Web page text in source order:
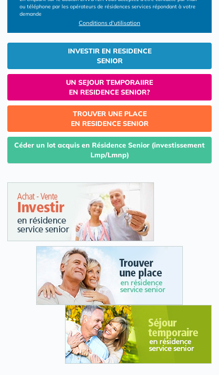
ou téléphone par les opérateurs de résidences services répondant à votre
demande
Conditions d'utilisation
INVESTIR EN RESIDENCE
SENIOR
UN SEJOUR TEMPORAIIRE
EN RESIDENCE SENIOR?
TROUVER UNE PLACE
EN RESIDENCE SENIOR
Céder un lot acquis en Résidence Senior (investissement
Lmp/Lmnp)